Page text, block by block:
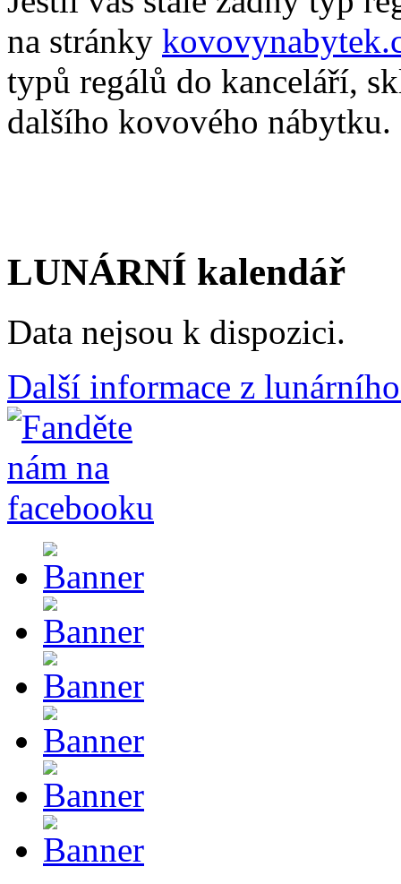
na stránky
typů regálů do kanceláří,
dalšího kovového nábytku.
LUNÁRNÍ kalendář
Data nejsou k dispozici.
Další informace z